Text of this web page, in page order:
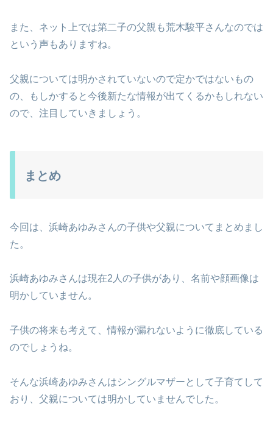
また、ネット上では第二子の父親も荒木駿平さんなのでは
という声もありますね。
父親については明かされていないので定かではないもの
の、もしかすると今後新たな情報が出てくるかもしれない
ので、注目していきましょう。
まとめ
今回は、浜崎あゆみさんの子供や父親についてまとめまし
た。
浜崎あゆみさんは現在2人の子供があり、名前や顔画像は
明かしていません。
子供の将来も考えて、情報が漏れないように徹底している
のでしょうね。
そんな浜崎あゆみさんはシングルマザーとして子育てして
おり、父親については明かしていませんでした。